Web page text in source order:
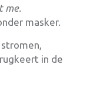
me.
masker.
in de